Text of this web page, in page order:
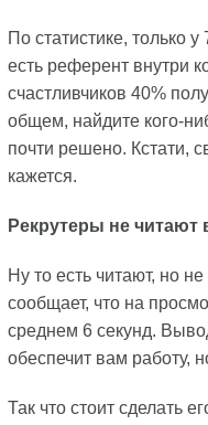
По статистике, только
есть референт внутри
счастливчиков 40%
общем, найдите кого-
почти решено. Кстати,
кажется.
Рекрутеры не
Ну то есть читают, но
сообщает, что на
среднем 6 секунд.
обеспечит вам работу,
Так что стоит сделать